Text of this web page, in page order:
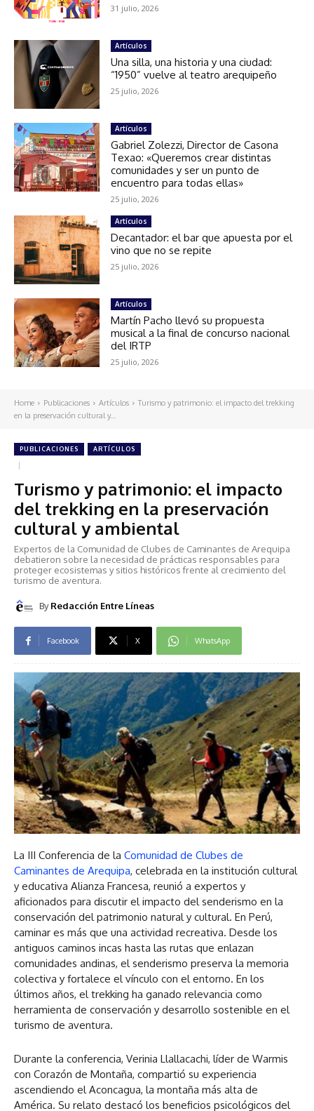
31 julio, 2026
Artículos
Una silla, una historia y una ciudad:
“1950” vuelve al teatro arequipeño
25 julio, 2026
Artículos
Gabriel Zolezzi, Director de Casona
Texao: «Queremos crear distintas
comunidades y ser un punto de
encuentro para todas ellas»
25 julio, 2026
Artículos
Decantador: el bar que apuesta por el
vino que no se repite
25 julio, 2026
Artículos
Martín Pacho llevó su propuesta
musical a la final de concurso nacional
del IRTP
25 julio, 2026